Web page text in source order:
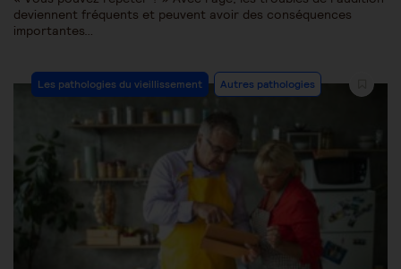
deviennent fréquents et peuvent avoir des conséquences
importantes…
Les pathologies du vieillissement Autres pathologies